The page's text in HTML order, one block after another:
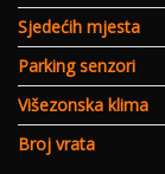
Sjedećih mjesta
Parking senzori
Višezonska klima
Broj vrata